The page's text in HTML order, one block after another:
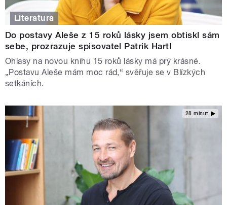
Literatura
Do postavy Aleše z 15 roků lásky jsem obtiskl sám
sebe, prozrazuje spisovatel Patrik Hartl
Ohlasy na novou knihu 15 roků lásky má prý krásné.
„Postavu Aleše mám moc rád,“ svěřuje se v Blízkých
setkáních.
28 minut